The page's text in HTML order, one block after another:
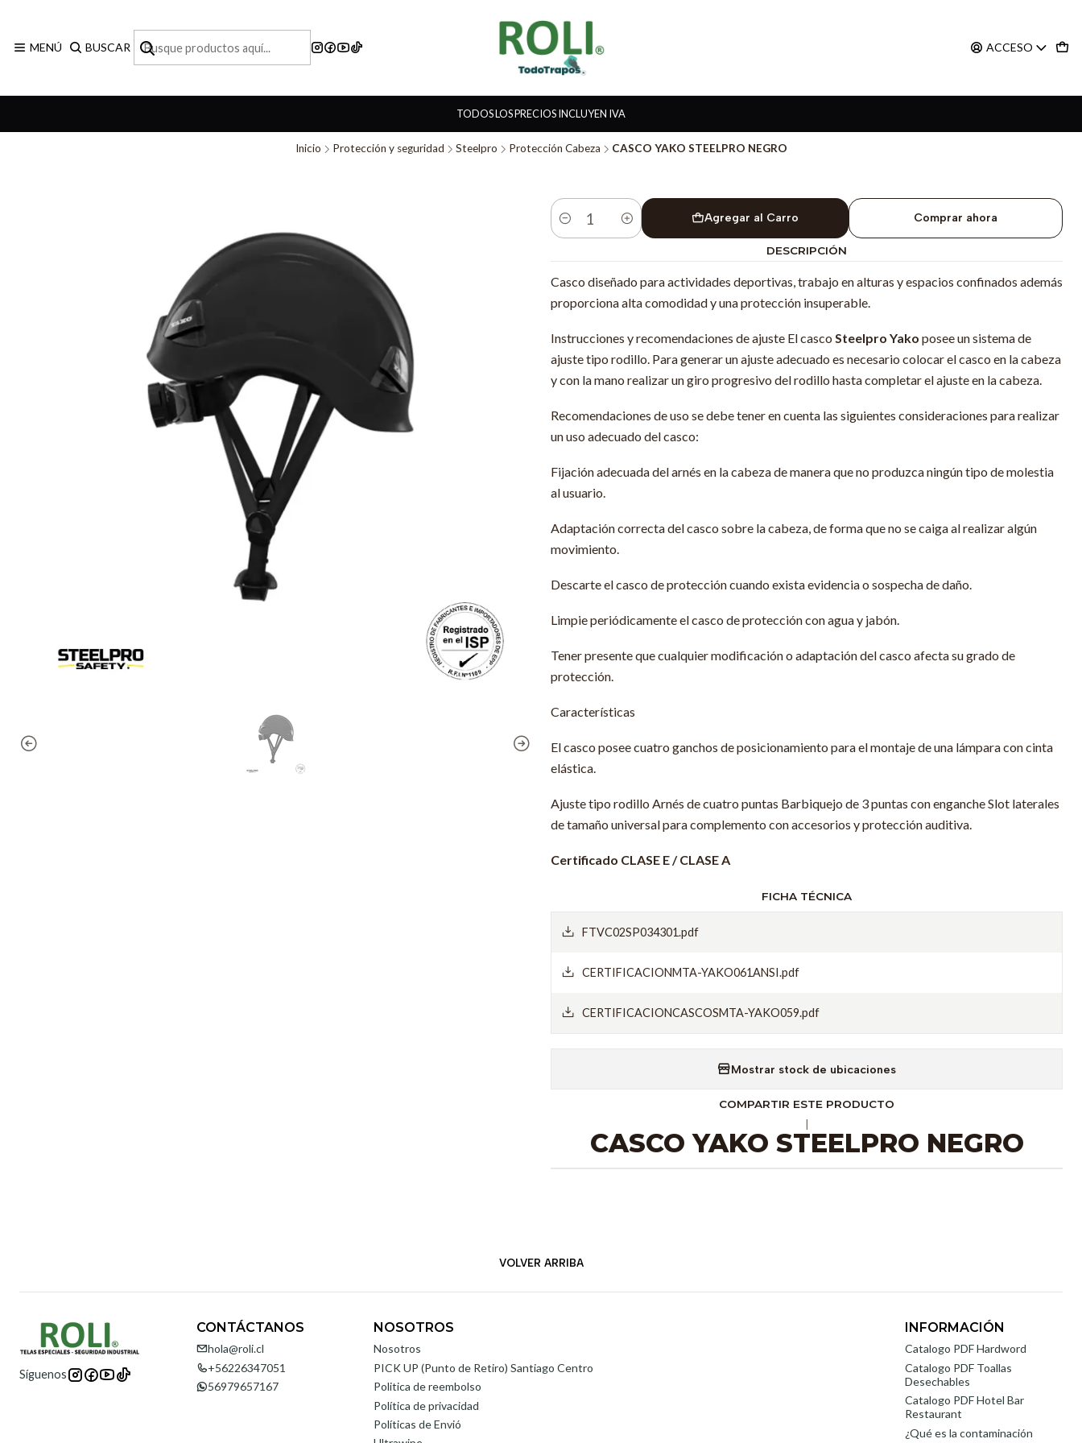
MENÚ BUSCAR ACCESO
TODOS LOS PRECIOS INCLUYEN IVA
Inicio Protección y seguridad Steelpro Protección Cabeza CASCO YAKO STEELPRO NEGRO
Cantidad
Agregar al Carro Comprar ahora
DESCRIPCIÓN
Casco diseñado para actividades deportivas, trabajo en alturas y espacios confinados además
proporciona alta comodidad y una protección insuperable.
Instrucciones y recomendaciones de ajuste El casco Steelpro Yako posee un sistema de
ajuste tipo rodillo. Para generar un ajuste adecuado es necesario colocar el casco en la cabeza
y con la mano realizar un giro progresivo del rodillo hasta completar el ajuste en la cabeza.
Recomendaciones de uso se debe tener en cuenta las siguientes consideraciones para realizar
un uso adecuado del casco:
Fijación adecuada del arnés en la cabeza de manera que no produzca ningún tipo de molestia
al usuario.
Adaptación correcta del casco sobre la cabeza, de forma que no se caiga al realizar algún
movimiento.
Descarte el casco de protección cuando exista evidencia o sospecha de daño.
Limpie periódicamente el casco de protección con agua y jabón.
Tener presente que cualquier modificación o adaptación del casco afecta su grado de
protección.
Características
El casco posee cuatro ganchos de posicionamiento para el montaje de una lámpara con cinta
elástica.
Ajuste tipo rodillo Arnés de cuatro puntas Barbiquejo de 3 puntas con enganche Slot laterales
de tamaño universal para complemento con accesorios y protección auditiva.
Certificado CLASE E / CLASE A
FICHA TÉCNICA
FTVC02SP034301.pdf
CERTIFICACIONMTA-YAKO061ANSI.pdf
CERTIFICACIONCASCOSMTA-YAKO059.pdf
Mostrar stock de ubicaciones
COMPARTIR ESTE PRODUCTO
CASCO YAKO STEELPRO NEGRO
VOLVER ARRIBA
Síguenos
CONTÁCTANOS
hola@roli.cl
+56226347051
56979657167
NOSOTROS
Nosotros
PICK UP (Punto de Retiro) Santiago Centro
Politica de reembolso
Política de privacidad
Políticas de Envió
INFORMACIÓN
Catalogo PDF Hardword
Catalogo PDF Toallas
Desechables
Catalogo PDF Hotel Bar
Restaurant
¿Qué es la contaminación